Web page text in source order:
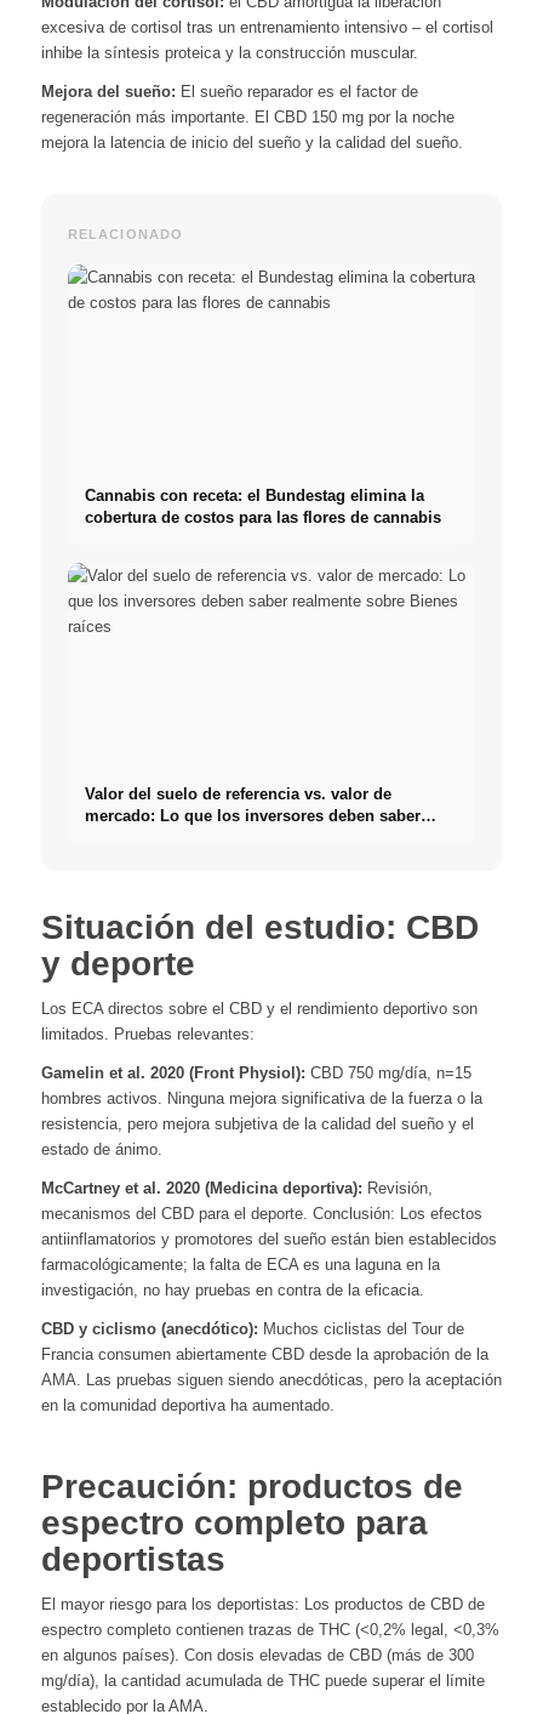
excesiva de cortisol tras un entrenamiento intensivo – el cortisol
inhibe la síntesis proteica y la construcción muscular.
Mejora del sueño: El sueño reparador es el factor de
regeneración más importante. El CBD 150 mg por la noche
mejora la latencia de inicio del sueño y la calidad del sueño.
RELACIONADO
Cannabis con receta: el Bundestag elimina la
cobertura de costos para las flores de cannabis
Valor del suelo de referencia vs. valor de
mercado: Lo que los inversores deben saber
Situación del estudio: CBD
y deporte
Los ECA directos sobre el CBD y el rendimiento deportivo son
limitados. Pruebas relevantes:
Gamelin et al. 2020 (Front Physiol): CBD 750 mg/día, n=15
hombres activos. Ninguna mejora significativa de la fuerza o la
resistencia, pero mejora subjetiva de la calidad del sueño y el
estado de ánimo.
McCartney et al. 2020 (Medicina deportiva): Revisión,
mecanismos del CBD para el deporte. Conclusión: Los efectos
antiinflamatorios y promotores del sueño están bien establecidos
farmacológicamente; la falta de ECA es una laguna en la
investigación, no hay pruebas en contra de la eficacia.
CBD y ciclismo (anecdótico): Muchos ciclistas del Tour de
Francia consumen abiertamente CBD desde la aprobación de la
AMA. Las pruebas siguen siendo anecdóticas, pero la aceptación
en la comunidad deportiva ha aumentado.
Precaución: productos de
espectro completo para
deportistas
El mayor riesgo para los deportistas: Los productos de CBD de
espectro completo contienen trazas de THC (<0,2% legal, <0,3%
en algunos países). Con dosis elevadas de CBD (más de 300
mg/día), la cantidad acumulada de THC puede superar el límite
establecido por la AMA.